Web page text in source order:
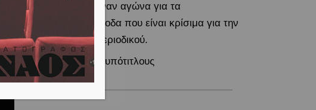
Τσάρλτον, σε έναν αγώνα για τα
διαφημιστικά έσοδα που είναι κρίσιμα για την
επιβίωση του περιοδικού.
*Με ελληνικούς υπότιτλους